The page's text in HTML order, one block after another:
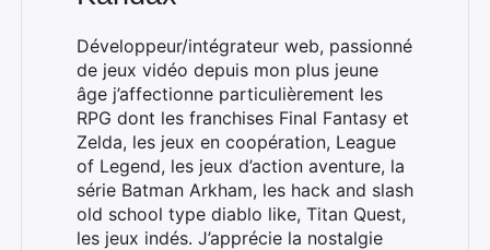
Développeur/intégrateur web, passionné
de jeux vidéo depuis mon plus jeune
âge j’affectionne particulièrement les
RPG dont les franchises Final Fantasy et
Zelda, les jeux en coopération, League
of Legend, les jeux d’action aventure, la
série Batman Arkham, les hack and slash
old school type diablo like, Titan Quest,
les jeux indés. J’apprécie la nostalgie
Rechercher
: